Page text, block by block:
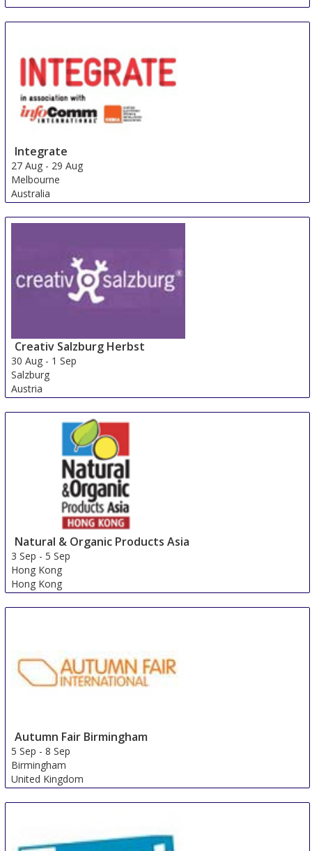
Integrate
27 Aug - 29 Aug
Melbourne
Australia
Creativ Salzburg Herbst
30 Aug - 1 Sep
Salzburg
Austria
Natural & Organic Products Asia
3 Sep -5 Sep
Hong Kong
Hong Kong
Autumn Fair Birmingham
5 Sep -8 Sep
Birmingham
United Kingdom